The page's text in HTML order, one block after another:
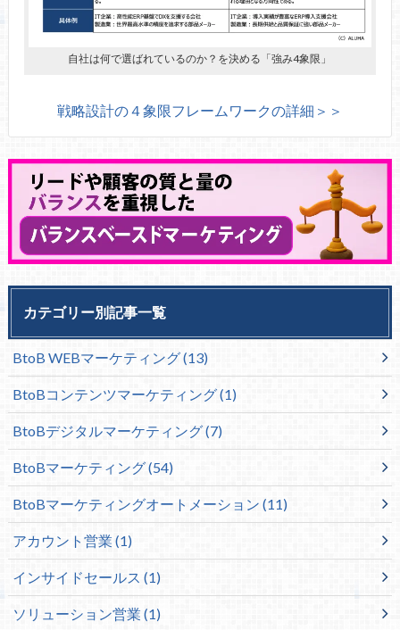
自社は何で選ばれているのか？を決める「強み4象限」
戦略設計の４象限フレームワークの詳細＞＞
カテゴリー別記事一覧
BtoB WEBマーケティング(13)
BtoBコンテンツマーケティング(1)
BtoBデジタルマーケティング(7)
BtoBマーケティング(54)
BtoBマーケティングオートメーション (11)
アカウント営業 (1)
インサイドセールス (1)
ソリューション営業 (1)